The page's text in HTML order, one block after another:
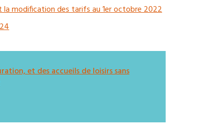
modification des tarifs au 1er octobre 2022
et des accueils de loisirs sans